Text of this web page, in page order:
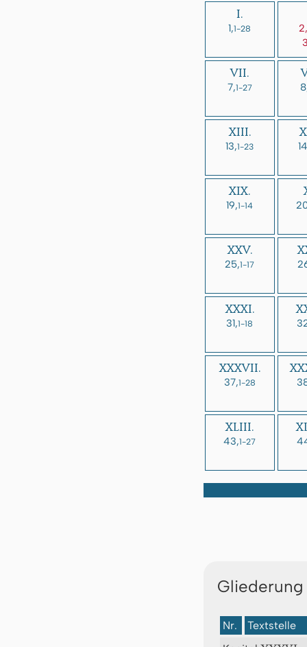
I.
1,1-28
2,
VII.
7,1-27
XIII.
13,1-23
XIX.
19,1-14
XXV.
25,1-17
XXXI.
31,1-18
XXXVII.
37,1-28
XLIII.
43,1-27
Nr.
Textstelle